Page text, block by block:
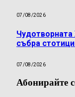
07/08/2026
Чудотворната
събра
07/08/2026
Абонирайте